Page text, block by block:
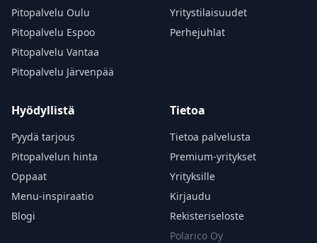
Pitopalvelu Oulu
Pitopalvelu Espoo
Pitopalvelu Vantaa
Pitopalvelu Järvenpää
Yritystilaisuudet
Perhejuhlat
Hyödyllistä
Pyydä tarjous
Pitopalvelun hinta
Oppaat
Menu-inspiraatio
Blogi
Tietoa
Tietoa palvelusta
Premium-yritykset
Yrityksille
Kirjaudu
Rekisteriseloste
Polarico Oy